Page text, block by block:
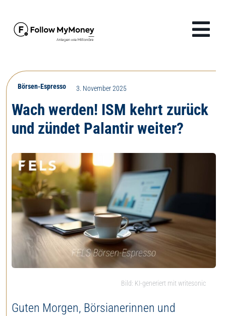
Inhalt
Finanzwissen
Unternehmen
Anmelden
Jetzt Depot eröffnen
Börsen-Espresso 3. November 2025
Wach werden! ISM kehrt zurück
und zündet Palantir weiter?
Bild: KI-generiert mit writesonic
Guten Morgen, Börsianerinnen und